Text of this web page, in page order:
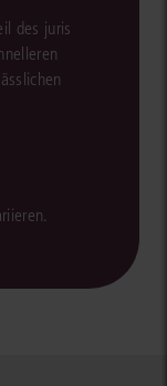
des juris